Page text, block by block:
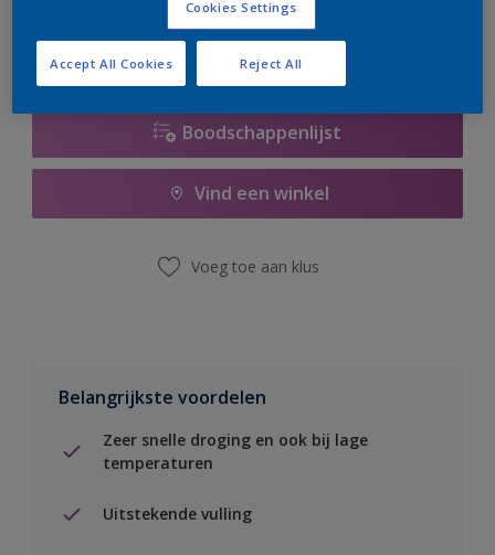
Boodschappenlijst
Vind een winkel
Voeg toe aan klus
Belangrijkste voordelen
Zeer snelle droging en ook bij lage
temperaturen
Uitstekende vulling
Cookies Settings
Reject All
Accept All Cookies